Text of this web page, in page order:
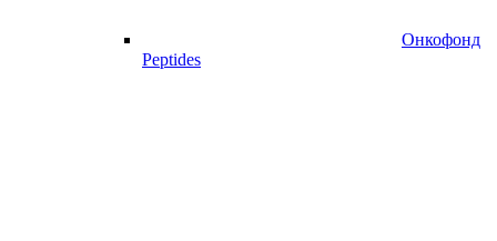
Онкофонд
Peptides